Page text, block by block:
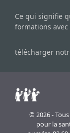
Ce qui signifie
formations
télécharger
© 2026 -
pour la